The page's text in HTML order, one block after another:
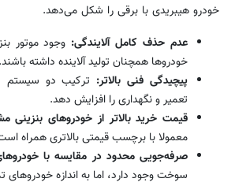
خودرو هیبریدی با برقی را شکل می‌دهد.
عدم حذف کامل آلایندگی: وجود موتور
خودروها همچنان تولید آلاینده داشته باشند.
پیچیدگی فنی بالاتر: ترکیب دو سیستم
تعمیر و نگهداری را افزایش دهد.
قیمت خرید بالاتر از خودروهای بنزینی
معمولا با برچسب قیمتی بالاتری همراه
صرفه‌جویی محدود در مقایسه با
سوخت وجود دارد، اما به اندازه